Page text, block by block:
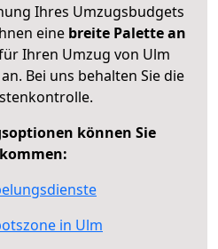
Ihres Umzugsbudgets
eine breite Palette an
Ihren Umzug von Ulm
Bei uns behalten Sie die
können Sie
in Ulm